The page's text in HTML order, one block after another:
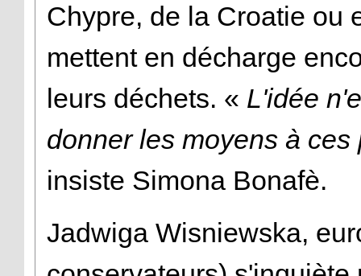
Chypre, de la Croatie ou
mettent en décharge
leurs déchets. « L'idée
donner les moyens à
insiste Simona Bonafè.
Jadwiga Wisniewska,